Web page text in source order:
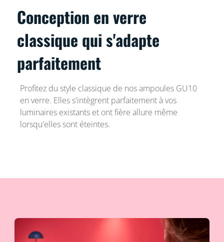
Conception en verre
classique qui s'adapte
parfaitement
Profitez du style classique de nos ampoules GU10
en verre. Elles s'intègrent parfaitement à vos
luminaires existants et ont fière allure même
lorsqu'elles sont éteintes.